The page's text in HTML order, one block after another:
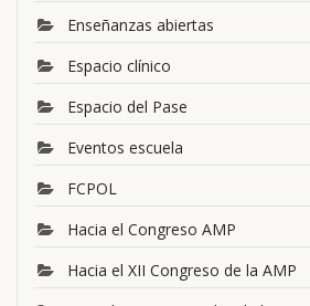
Enseñanzas abiertas
Espacio clínico
Espacio del Pase
Eventos escuela
FCPOL
Hacia el Congreso AMP
Hacia el XII Congreso de la AMP